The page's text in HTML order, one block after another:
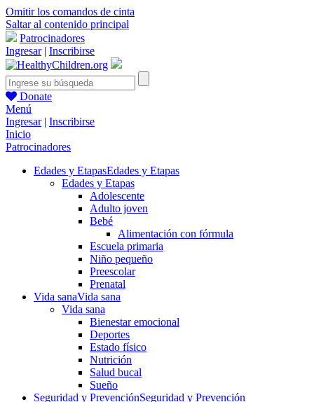
Omitir los comandos de cinta
Saltar al contenido principal
Patrocinadores
Ingresar| Inscribirse
Donate
Menú
Ingresar| Inscribirse
Inicio
Patrocinadores
Edades y EtapasEdades y Etapas
Edades y Etapas
Adolescente
Adulto joven
Bebé
Alimentación con fórmula
Escuela primaria
Niño pequeño
Preescolar
Prenatal
Vida sanaVida sana
Vida sana
Bienestar emocional
Deportes
Estado físico
Nutrición
Salud bucal
Sueño
Seguridad y PrevenciónSeguridad y Prevención